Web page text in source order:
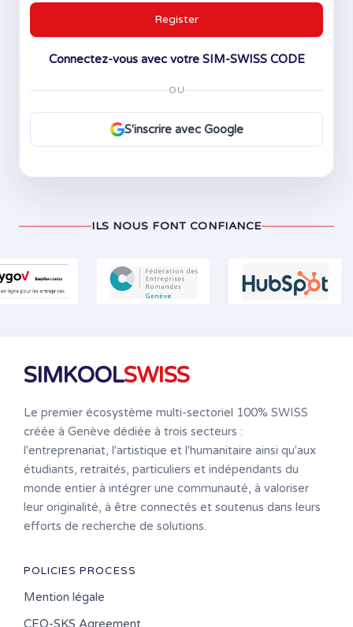
Register
Connectez-vous avec votre SIM-SWISS CODE
OU
S'inscrire avec Google
ILS NOUS FONT CONFIANCE
SIMKOOLSWISS
Le premier écosystème multi-sectoriel 100% SWISS
créée à Genève dédiée à trois secteurs :
l'entreprenariat, l'artistique et l'humanitaire ainsi qu'aux
étudiants, retraités, particuliers et indépendants du
monde entier à intégrer une communauté, à valoriser
leur originalité, à être connectés et soutenus dans leurs
efforts de recherche de solutions.
POLICIES PROCESS
Mention légale
CEO-SKS Agreement